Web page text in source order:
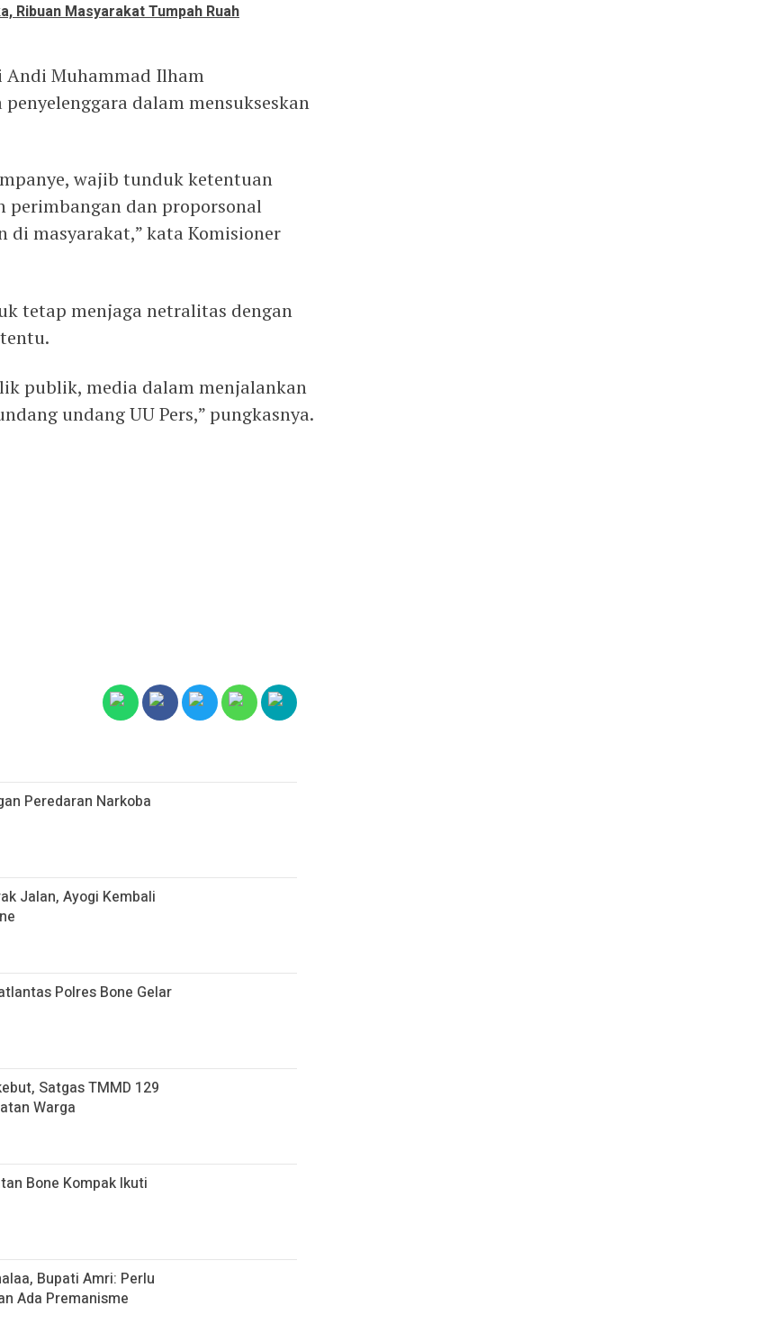
Ribuan Masyarakat Tumpah Ruah
Andi Muhammad Ilham
dalam mensukseskan
wajib tunduk ketentuan
perimbangan dan proporsonal
di masyarakat,” kata Komisioner
tetap menjaga netralitas dengan
publik, media dalam menjalankan
undang UU Pers,” pungkasnya.
Peredaran Narkoba
Jalan, Ayogi Kembali
Polres Bone Gelar
Satgas TMMD 129
Warga
Bone Kompak Ikuti
Bupati Amri: Perlu
Ada Premanisme